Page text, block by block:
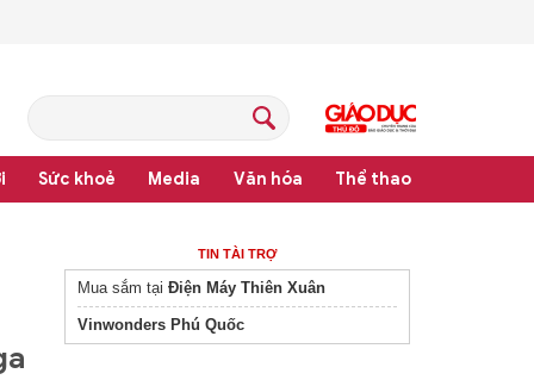
Sức khoẻ Media Văn hóa Thể thao
thống văn bản quy phạm pháp luật
TIN TÀI TRỢ
Mua sắm tại Điện Máy Thiên Xuân
Vinwonders Phú Quốc